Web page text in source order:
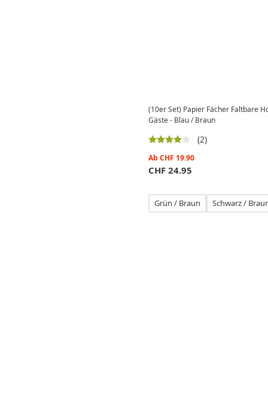
(10er Set) Papier Fächer Faltbare
Gäste - Blau / Braun
(2)
Ab CHF 19.90
CHF 24.95
Grün / Braun Schwarz /